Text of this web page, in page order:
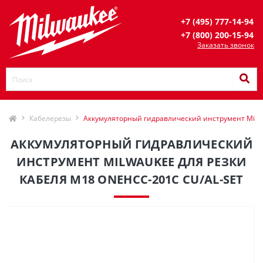
+7 (495) 777-14-94
+7 (800) 200-15-94
Заказать звонок
Кабелерезы Аккумуляторный гидравлический инструмент
АККУМУЛЯТОРНЫЙ ГИДРАВЛИЧЕСКИЙ
ИНСТРУМЕНТ MILWAUKEE ДЛЯ РЕЗКИ
КАБЕЛЯ M18 ONEHCC-201C CU/AL-SET